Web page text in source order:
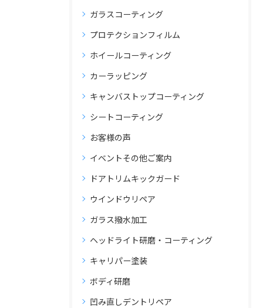
ガラスコーティング
プロテクションフィルム
ホイールコーティング
カーラッピング
キャンバストップコーティング
シートコーティング
お客様の声
イベントその他ご案内
ドアトリムキックガード
ウインドウリペア
ガラス撥水加工
ヘッドライト研磨・コーティング
キャリパー塗装
ボディ研磨
凹み直しデントリペア